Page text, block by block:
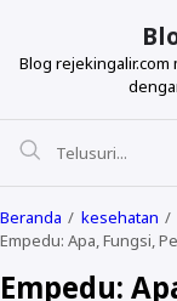
Blog
Beranda
kesehatan
Empedu: Apa, Fungsi,
Empedu: